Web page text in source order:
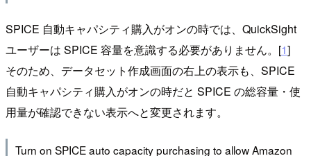
SPICE 自動キャパシティ購入がオンの時では、QuickSight
ユーザーは SPICE 容量を意識する必要がありません。[1]
そのため、データセット作成画面の右上の表示も、SPICE
自動キャパシティ購入がオンの時だと SPICE の総容量・使
用量が確認できない表示へと変更されます。
Turn on SPICE auto capacity purchasing to allow Amazon